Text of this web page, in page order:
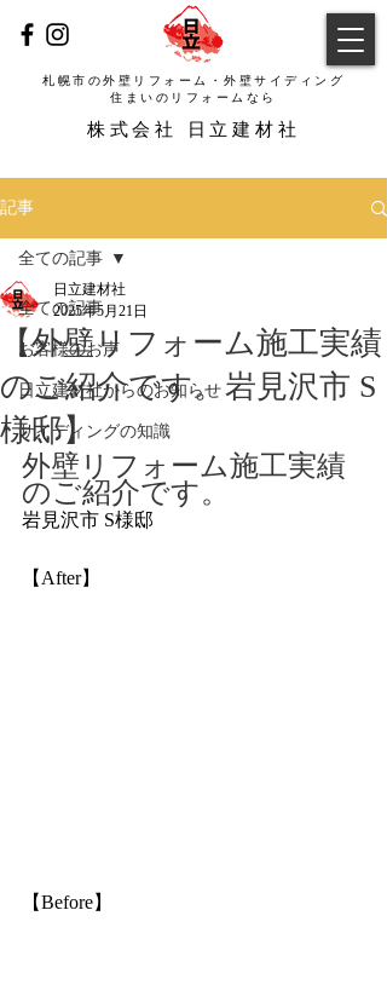
札幌市の外壁リフォーム・外壁サイディング
​株式会社 日立建材社
​住まいのリフォームなら
記事
全ての記事
お客様のお声
日立建材社からのお知らせ
サイディングの知識
全ての記事
【外壁リフォーム施工実績
のご紹介です。岩見沢市 S
様邸】
日立建材社
2025年5月21日
外壁リフォーム施工実績
のご紹介です。
岩見沢市 S様邸
【After】
【Before】